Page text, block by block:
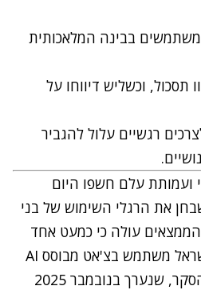
משתמשים בבינה המלאכותית
וכשליש דיווחו על
רגשיים עלול להגביר
ועמותת עלם חשפו היום
את הרגלי השימוש של בני
עולה כי כמעט אחד
מכל חמישה בני נוער בישראל משתמש בצ'אט מבוסס AI
כבן או בת זוג רומנטיים. הסקר, שנערך בנובמבר 2025